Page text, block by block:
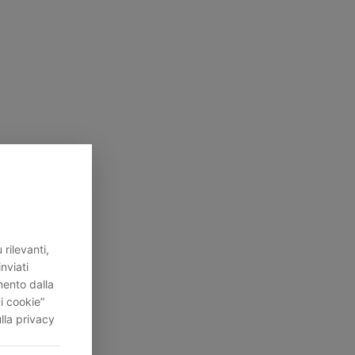
rilevanti,
dalla
cookie”
privacy